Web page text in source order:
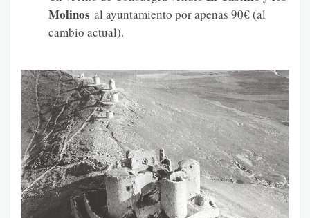
Molinos al ayuntamiento por apenas 90€ (al
cambio actual).